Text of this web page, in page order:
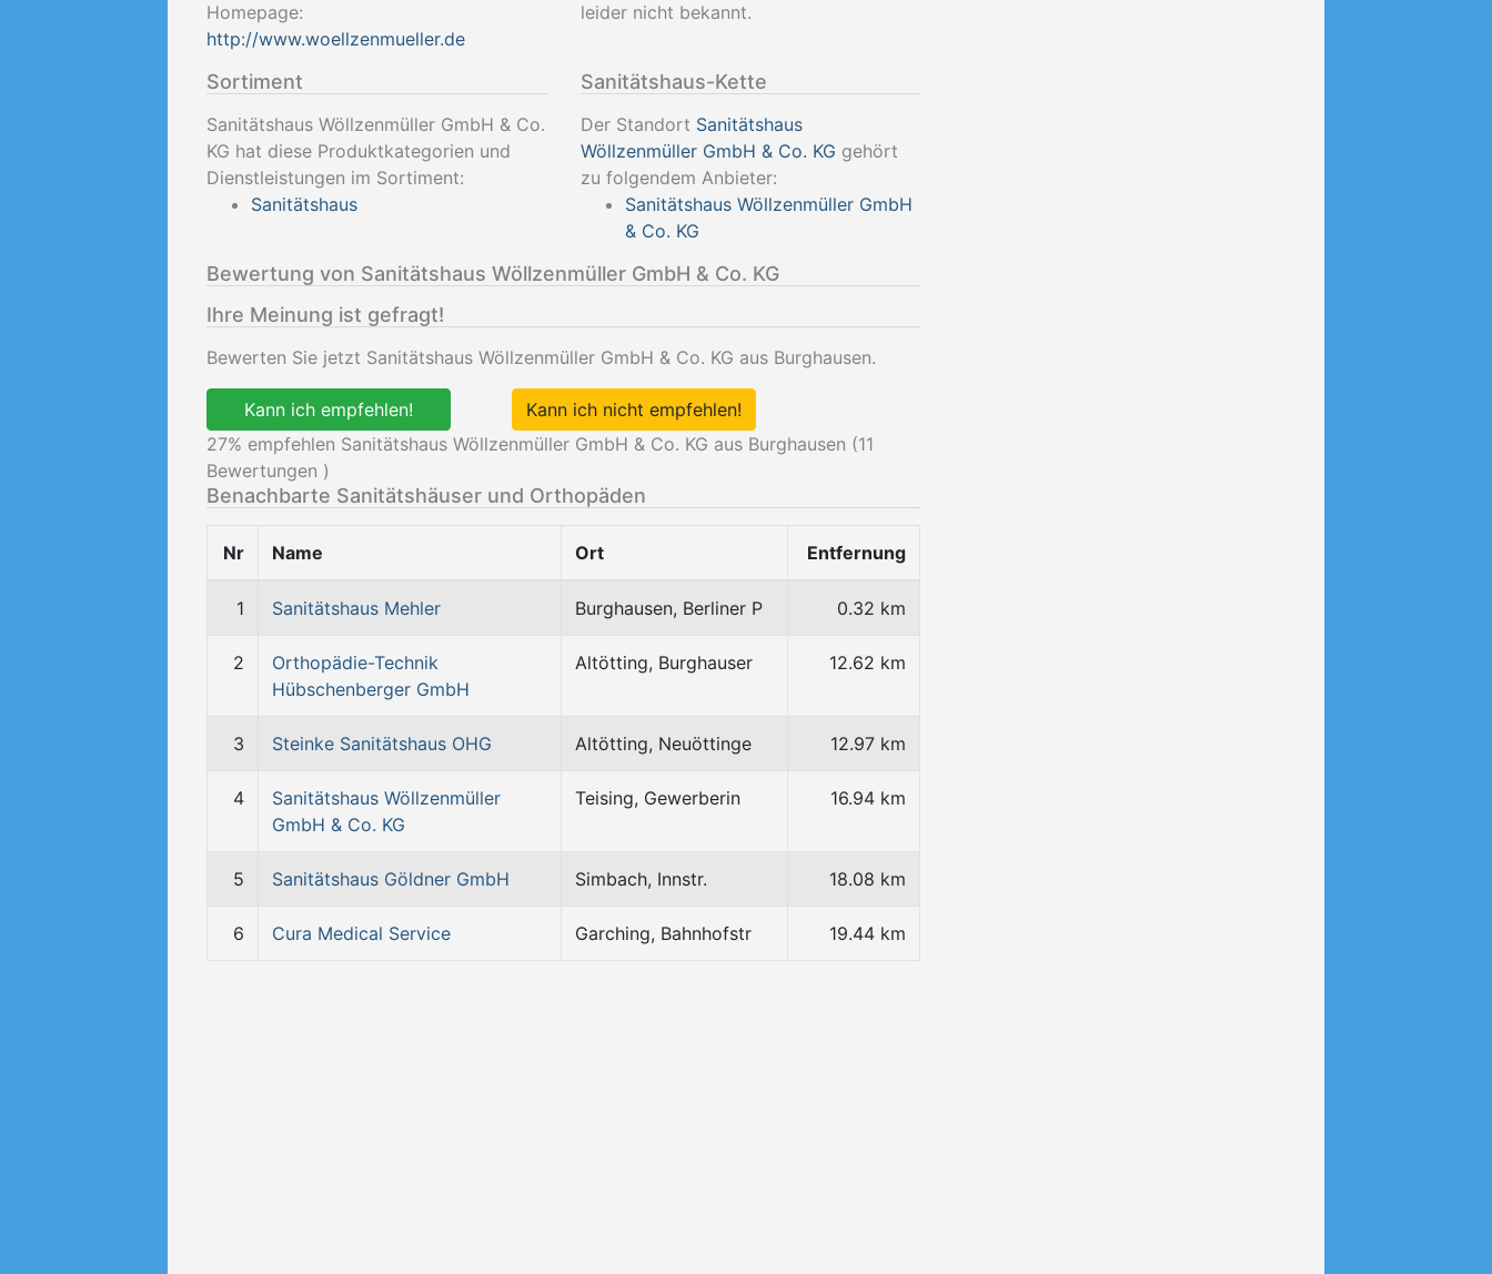
Homepage:
http://www.woellzenmueller.de
leider nicht bekannt.
Sortiment
Sanitätshaus Wöllzenmüller GmbH & Co.
KG hat diese Produktkategorien und
Dienstleistungen im Sortiment:
Sanitätshaus
Sanitätshaus-Kette
Der Standort Sanitätshaus
Wöllzenmüller GmbH & Co. KG gehört
zu folgendem Anbieter:
Sanitätshaus Wöllzenmüller GmbH
& Co. KG
Bewertung von Sanitätshaus Wöllzenmüller GmbH & Co. KG
Ihre Meinung ist gefragt!
Bewerten Sie jetzt Sanitätshaus Wöllzenmüller GmbH & Co. KG aus Burghausen.
Kann ich empfehlen!
Kann ich nicht empfehlen!
27% empfehlen Sanitätshaus Wöllzenmüller GmbH & Co. KG aus Burghausen (11
Bewertungen )
Benachbarte Sanitätshäuser und Orthopäden
Nr Name Ort Entfernung
1 Sanitätshaus Mehler Burghausen, Berliner P 0.32 km
2
Orthopädie-Technik
Hübschenberger GmbH
Altötting, Burghauser 12.62 km
3 Steinke Sanitätshaus OHG Altötting, Neuöttinge 12.97 km
4
Sanitätshaus Wöllzenmüller
GmbH & Co. KG
Teising, Gewerberin 16.94 km
5 Sanitätshaus Göldner GmbH Simbach, Innstr. 18.08 km
6 Cura Medical Service Garching, Bahnhofstr 19.44 km